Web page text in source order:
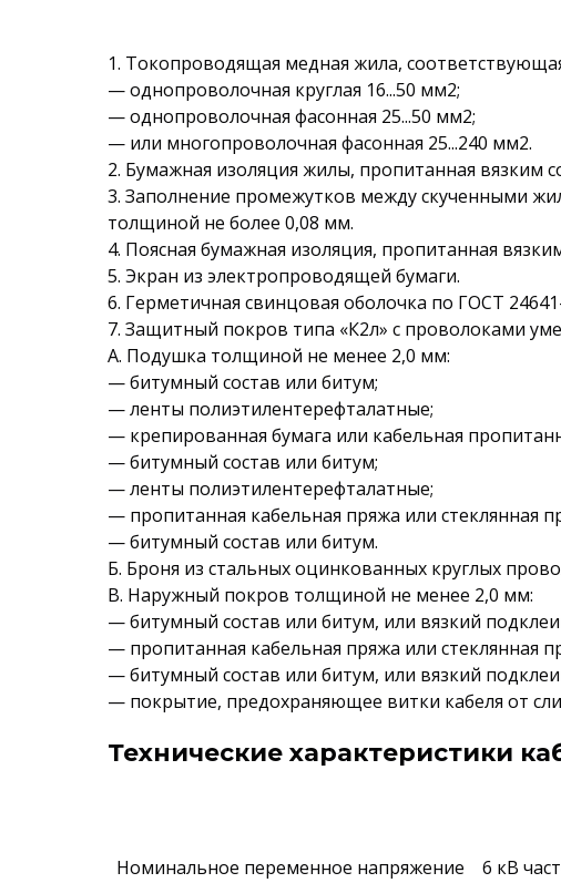
1. Токопроводящая медная жила,
— однопроволочная круглая 16...50 мм2;
— однопроволочная фасонная 25...50 мм2;
— или многопроволочная фасонная 25...240 мм2.
2. Бумажная изоляция жилы, пропитанная
3. Заполнение промежутков между скученными
толщиной не более 0,08 мм.
4. Поясная бумажная изоляция, пропитанная
5. Экран из электропроводящей бумаги.
6. Герметичная свинцовая оболочка по ГОСТ
7. Защитный покров типа «К2л» с проволоками
А. Подушка толщиной не менее 2,0 мм:
— битумный состав или битум;
— ленты полиэтилентерефталатные;
— крепированная бумага или кабельная
— битумный состав или битум;
— ленты полиэтилентерефталатные;
— пропитанная кабельная пряжа или стеклянная
— битумный состав или битум.
Б. Броня из стальных оцинкованных круглых
В. Наружный покров толщиной не менее 2,0 мм:
— битумный состав или битум, или вязкий
— пропитанная кабельная пряжа или стеклянная
— битумный состав или битум, или вязкий
— покрытие, предохраняющее витки кабеля от
Технические характеристики
Номинальное переменное напряжение
6 кВ